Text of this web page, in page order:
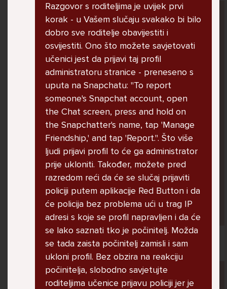
Pitaj Stručnjaka
STRUCNJAK
U školi me ogovara nekoliko prijatelja ne
znam zašto. Čak su napravili grupu gdje me
ogovaraju. To sam saznala tako što mi je
prijateljica rekla. Više ne želim ići u školu ali
me mama i tata tjeraju. Svaku večer kod kuće
plačem.
Pitaj Stručnjaka
STRUCNJAK
Razgovor s roditeljima je uvijek prvi
korak - u Vašem slučaju svakako bi bilo
dobro sve roditelje obavijestiti i
osvijestiti. Ono što možete savjetovati
učenici jest da prijavi taj profil
administratoru stranice - preneseno s
uputa na Snapchatu: "To report
someone's Snapchat account, open
the Chat screen, press and hold on
the Snapchatter's name, tap 'Manage
Friendship,' and tap 'Report.". Što više
ljudi prijavi profil to će ga administrator
prije ukloniti. Također, možete pred
razredom reći da će se slučaj prijaviti
policiji putem aplikacije Red Button i da
će policija bez problema ući u trag IP
adresi s koje se profil napravljen i da će
se lako saznati tko je počinitelj. Možda
se tada zaista počinitelj zamisli i sam
ukloni profil. Bez obzira na reakciju
počinitelja, slobodno savjetujte
roditeljima učenice prijavu policiji jer je